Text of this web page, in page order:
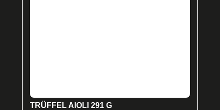
TRÜFFEL AIOLI 291 G